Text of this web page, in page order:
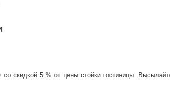
со скидкой 5 % от цены стойки гостиницы.